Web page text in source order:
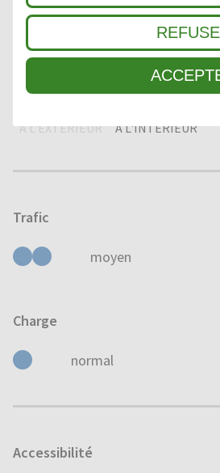
3 SALETÉ FINE / ABSORPTION
Domaine d'application
À L'EXTÉRIEUR À L'INTÉRIEUR
Trafic
moyen
Charge
normal
Accessibilité